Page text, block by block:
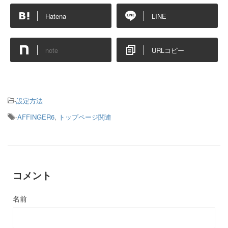
Hatena LINE
note URLコピー
-設定方法
-AFFINGER6, トップページ関連
コメント
名前